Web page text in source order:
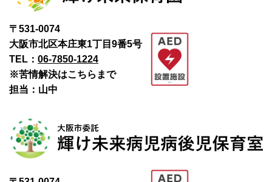
〒531-0074
大阪市北区本庄東1丁目9番5号
TEL： 06-7850-1224
※苦情解決はこちらまで
担当：山中